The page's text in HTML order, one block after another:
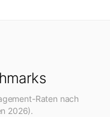
Raten nach
2026).